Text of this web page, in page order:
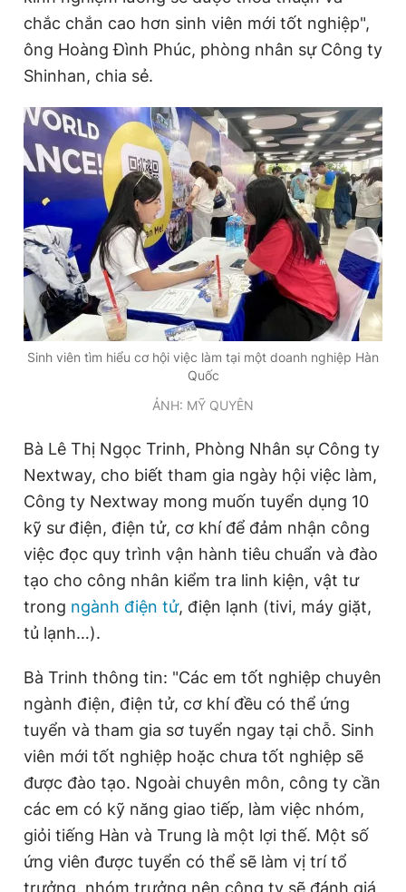
chắc chắn cao hơn sinh viên mới tốt nghiệp",
ông Hoàng Đình Phúc, phòng nhân sự Công ty
Shinhan, chia sẻ.
Sinh viên tìm hiểu cơ hội việc làm tại một doanh nghiệp Hàn
Quốc
ẢNH: MỸ QUYÊN
Bà Lê Thị Ngọc Trinh, Phòng Nhân sự Công ty
Nextway, cho biết tham gia ngày hội việc làm,
Công ty Nextway mong muốn tuyển dụng 10
kỹ sư điện, điện tử, cơ khí để đảm nhận công
việc đọc quy trình vận hành tiêu chuẩn và đào
tạo cho công nhân kiểm tra linh kiện, vật tư
trong ngành điện tử, điện lạnh (tivi, máy giặt,
tủ lạnh…).
Bà Trinh thông tin: "Các em tốt nghiệp chuyên
ngành điện, điện tử, cơ khí đều có thể ứng
tuyển và tham gia sơ tuyển ngay tại chỗ. Sinh
viên mới tốt nghiệp hoặc chưa tốt nghiệp sẽ
được đào tạo. Ngoài chuyên môn, công ty cần
các em có kỹ năng giao tiếp, làm việc nhóm,
giỏi tiếng Hàn và Trung là một lợi thế. Một số
ứng viên được tuyển có thể sẽ làm vị trí tổ
trưởng, nhóm trưởng nên công ty sẽ đánh giá